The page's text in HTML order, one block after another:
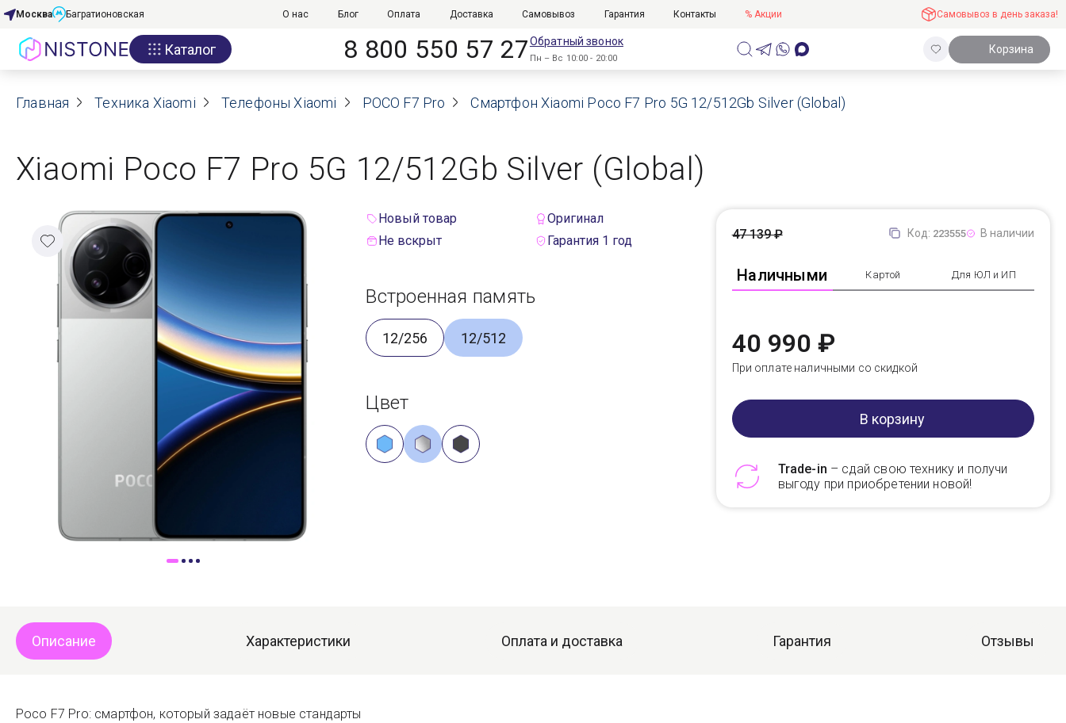
Акции
О нас
Реквизиты
Контакты
Гарантия
Москва Багратионовская О нас Блог Оплата Доставка Самовывоз Гарантия Контакты % Акции Самовывоз в день заказа!
Каталог 8 800 550 57 27Обратный звонок
Пн – Вс 10:00 - 20:00
Корзина
Главная Техника Xiaomi Телефоны Xiaomi POCO F7 Pro Смартфон Xiaomi Poco F7 Pro 5G 12/512Gb Silver (Global)
Xiaomi Poco F7 Pro 5G 12/512Gb Silver (Global)
Новый товар
Оригинал
Не вскрыт
Гарантия 1 год
Встроенная память
12/256 12/512
Цвет
Код: 223555 В наличии
Наличными Картой Для ЮЛ и ИП
47 139 ₽
40 990 ₽
При оплате наличными со скидкой
В корзину
Trade-in – сдай свою технику и получи
выгоду при приобретении новой!
Описание Характеристики Оплата и доставка Гарантия Отзывы
Poco F7 Pro: смартфон, который задаёт новые стандарты